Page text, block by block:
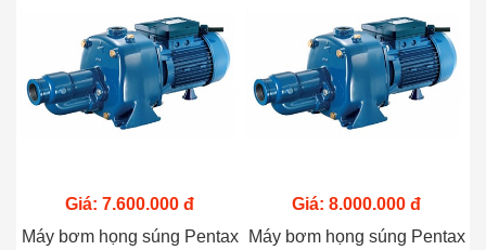
Giá: 7.600.000 đ
Máy bơm họng súng Pentax
Giá: 8.000.000 đ
Máy bơm họng súng Pentax